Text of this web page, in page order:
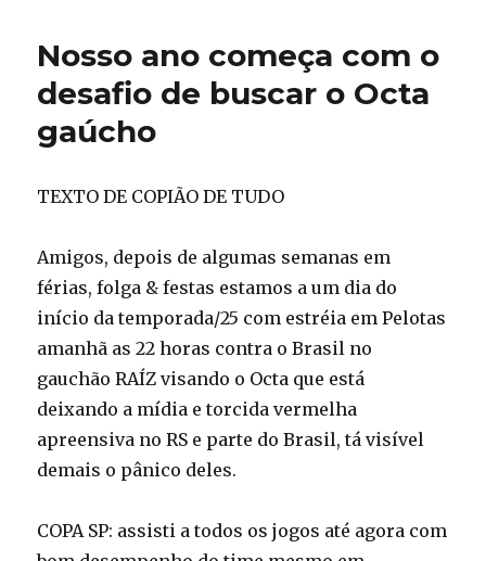
Nosso ano começa com o
desafio de buscar o Octa
gaúcho
TEXTO DE COPIÃO DE TUDO
Amigos, depois de algumas semanas em
férias, folga & festas estamos a um dia do
início da temporada/25 com estréia em Pelotas
amanhã as 22 horas contra o Brasil no
gauchão RAÍZ visando o Octa que está
deixando a mídia e torcida vermelha
apreensiva no RS e parte do Brasil, tá visível
demais o pânico deles.
COPA SP: assisti a todos os jogos até agora com